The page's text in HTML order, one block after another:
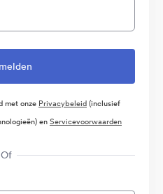
met onze Privacybeleid(inclusief
enServicevoorwaarden
Of